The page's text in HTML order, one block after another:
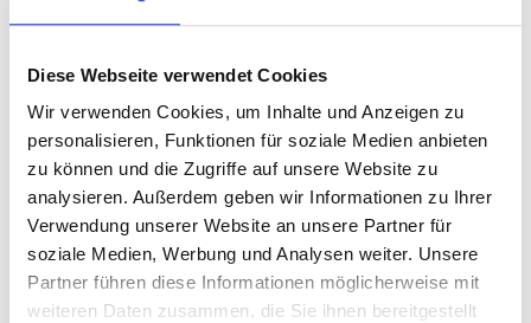
Diese Webseite verwendet Cookies
Wir verwenden Cookies, um Inhalte und Anzeigen zu
personalisieren, Funktionen für soziale Medien anbieten
zu können und die Zugriffe auf unsere Website zu
analysieren. Außerdem geben wir Informationen zu Ihrer
Verwendung unserer Website an unsere Partner für
soziale Medien, Werbung und Analysen weiter. Unsere
Partner führen diese Informationen möglicherweise mit
weiteren Daten zusammen, die Sie ihnen bereitgestellt
Ihr Partner für optimales
Sehen in Memmingen
Als erster Ansprechpartner für das gute Sehen sind wir
als Augenoptiker in Memmingen mehr als „nur“
diejenigen, die sich um die jeweilige optisch,
anatomisch und ästhetisch perfekt auf Ihre
individuellen Wünsche und Bedürfnisse angepasste